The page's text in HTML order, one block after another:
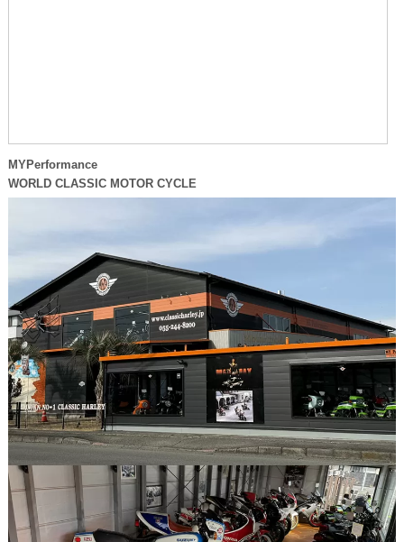
MYPerformance
WORLD CLASSIC MOTOR CYCLE